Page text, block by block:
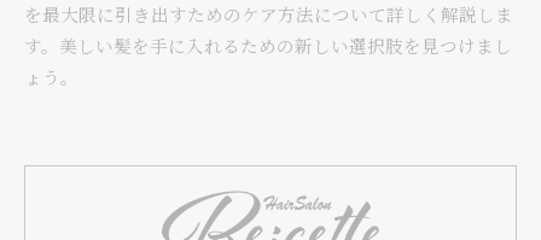
を最大限に引き出すためのケア方法について詳しく解説しま
す。美しい髪を手に入れるための新しい選択肢を見つけまし
ょう。